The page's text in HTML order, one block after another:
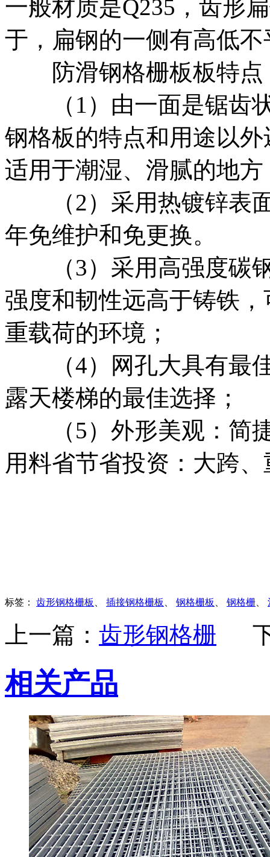
一般材质是Q235，齿形
于，扁钢的一侧有高低
防滑钢格栅板板特点
（1）由一面是锯齿状
钢格板的特点和用途以
适用于潮湿、滑腻的地
（2）采用热镀锌表面
年免维护和免更换。
（3）采用高强度碳钢
强度和韧性远高于铸铁
重载荷的环境；
（4）网孔大具有最佳
露天楼梯的最佳选择；
（5）外形美观：简捷
用料省节省投资：大跨
标签： 齿形钢格栅板 、 插接钢格栅板 、 钢格栅板 、 钢格栅、
上一篇： 齿形钢格栅
相关产品